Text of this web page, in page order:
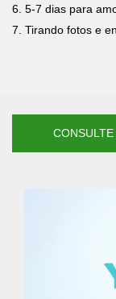
6. 5-7 dias para
7. Tirando fotos e